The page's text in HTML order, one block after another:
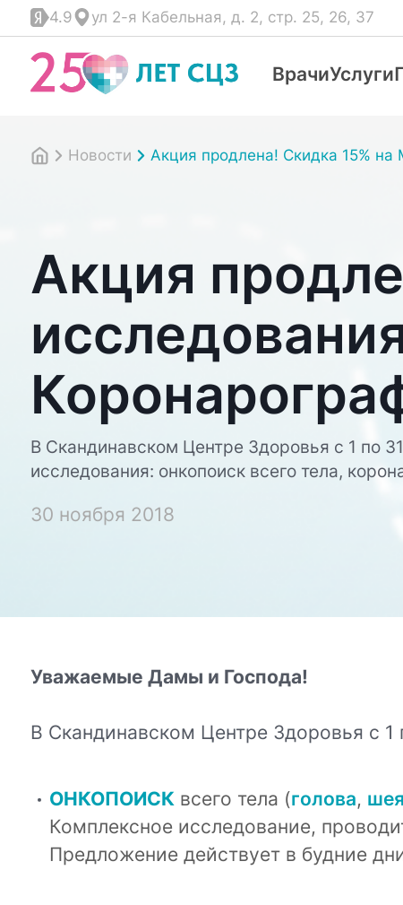
4.9 ул 2-я Кабельная, д. 2, стр. 25, 26, 37
ВрачиУслуги
Новости Акция продлена! Скидка 15%
Акция
В Скандинавском Центре Здоровья с 1 по
исследования: онкопоиск всего тела,
30 ноября 2018
Уважаемые Дамы и Господа!
В Скандинавском Центре Здоровья с 1
ОНКОПОИСКвсего тела (голова, шея
Комплексное исследование,
Предложение действует в будние